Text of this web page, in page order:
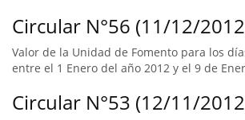
Circular N°56 (11/12/
Valor de la Unidad de Fomento para los
entre el 1 Enero del año 2012 y el 9 de
Circular N°53 (12/11/